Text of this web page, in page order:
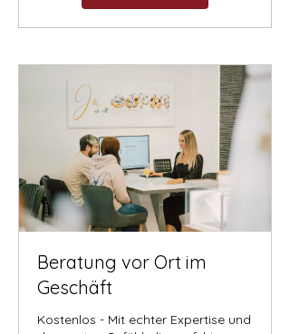
Beratung vor Ort im
Geschäft
Kostenlos - Mit echter Expertise und